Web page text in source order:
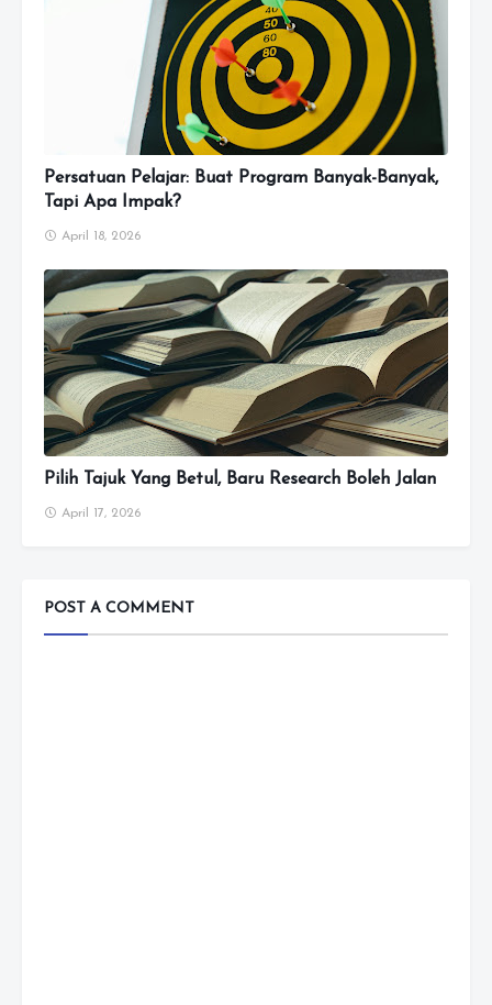
Persatuan Pelajar: Buat Program Banyak-Banyak,
Tapi Apa Impak?
April 18, 2026
Pilih Tajuk Yang Betul, Baru Research Boleh Jalan
April 17, 2026
POST A COMMENT